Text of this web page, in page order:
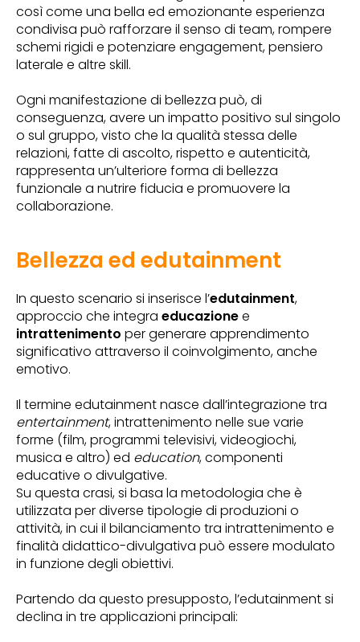
così come una bella ed emozionante esperienza
condivisa può rafforzare il senso di team, rompere
schemi rigidi e potenziare engagement, pensiero
laterale e altre skill.
Ogni manifestazione di bellezza può, di
conseguenza, avere un impatto positivo sul singolo
o sul gruppo, visto che la qualità stessa delle
relazioni, fatte di ascolto, rispetto e autenticità,
rappresenta un’ulteriore forma di bellezza
funzionale a nutrire fiducia e promuovere la
collaborazione.
Bellezza ed edutainment
In questo scenario si inserisce l’edutainment,
approccio che integra educazionee
intrattenimento per generare apprendimento
significativo attraverso il coinvolgimento, anche
emotivo.
Il termine edutainment nasce dall’integrazione tra
entertainment, intrattenimento nelle sue varie
forme (film, programmi televisivi, videogiochi,
musica e altro) ed education, componenti
educative o divulgative.
Su questa crasi, si basa la metodologia che è
utilizzata per diverse tipologie di produzioni o
attività, in cui il bilanciamento tra intrattenimento e
finalità didattico-divulgativa può essere modulato
in funzione degli obiettivi.
Partendo da questo presupposto, l’edutainment si
declina in tre applicazioni principali: